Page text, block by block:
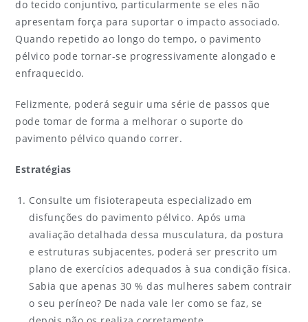
do tecido conjuntivo, particularmente se eles não
apresentam força para suportar o impacto associado.
Quando repetido ao longo do tempo, o pavimento
pélvico pode tornar-se progressivamente alongado e
enfraquecido.
Felizmente, poderá seguir uma série de passos que
pode tomar de forma a melhorar o suporte do
pavimento pélvico quando correr.
Estratégias
Consulte um fisioterapeuta especializado em
disfunções do pavimento pélvico. Após uma
avaliação detalhada dessa musculatura, da postura
e estruturas subjacentes, poderá ser prescrito um
plano de exercícios adequados à sua condição física.
Sabia que apenas 30 % das mulheres sabem contrair
o seu períneo? De nada vale ler como se faz, se